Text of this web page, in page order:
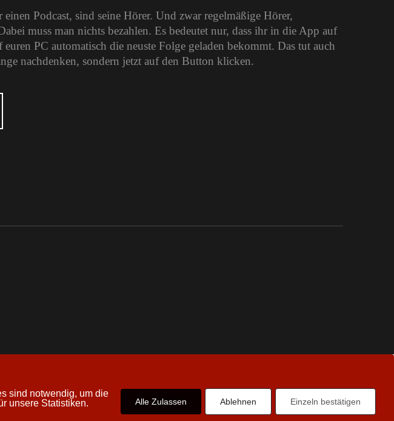
Podcast, sind seine Hörer. Und zwar regelmäßige Hörer,
muss man nichts bezahlen. Es bedeutet nur, dass ihr in die App auf
PC automatisch die neuste Folge geladen bekommt. Das tut auch
nachdenken, sondern jetzt auf den Button klicken.
Follow us
sind notwendig, um die
unsere Statistiken.
Alle Zulassen Ablehnen Einzeln bestätigen